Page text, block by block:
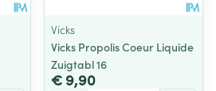
Vicks
Vicks Propolis Coeur Liquide
Zuigtabl 16
€ 9,90